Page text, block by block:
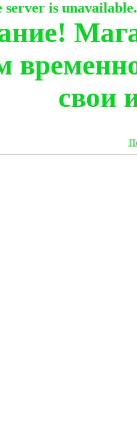
is unavailable.
свои